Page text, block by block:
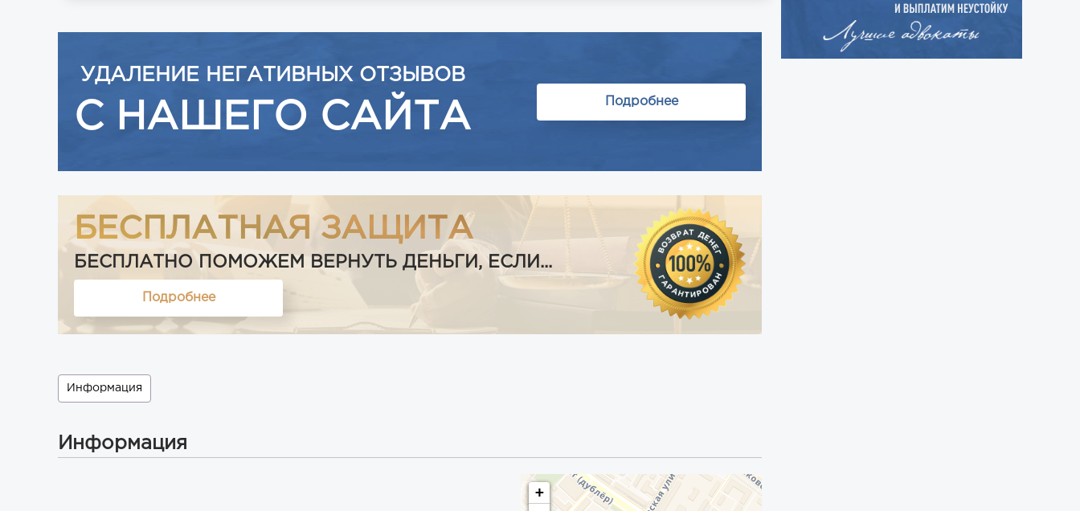
УДАЛЕНИЕ НЕГАТИВНЫХ ОТЗЫВОВ
С НАШЕГО САЙТА Подробнее
БЕСПЛАТНАЯ ЗАЩИТА
БЕСПЛАТНО ПОМОЖЕМ ВЕРНУТЬ ДЕНЬГИ, ЕСЛИ...
Подробнее
Информация
Информация
+